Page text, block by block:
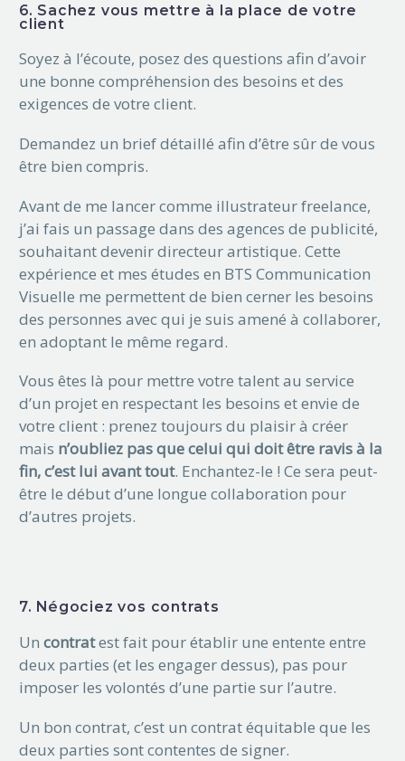
6. Sachez vous mettre à la place de votre
client
Soyez à l’écoute, posez des questions afin d’avoir
une bonne compréhension des besoins et des
exigences de votre client.
Demandez un brief détaillé afin d’être sûr de vous
être bien compris.
Avant de me lancer comme illustrateur freelance,
j’ai fais un passage dans des agences de publicité,
souhaitant devenir directeur artistique. Cette
expérience et mes études en BTS Communication
Visuelle me permettent de bien cerner les besoins
des personnes avec qui je suis amené à collaborer,
en adoptant le même regard.
Vous êtes là pour mettre votre talent au service
d’un projet en respectant les besoins et envie de
votre client : prenez toujours du plaisir à créer
mais n’oubliez pas que celui qui doit être ravis à la
fin, c’est lui avant tout. Enchantez-le ! Ce sera peut-
être le début d’une longue collaboration pour
d’autres projets.
7. Négociez vos contrats
Un contratest fait pour établir une entente entre
deux parties (et les engager dessus), pas pour
imposer les volontés d’une partie sur l’autre.
Un bon contrat, c’est un contrat équitable que les
deux parties sont contentes de signer.